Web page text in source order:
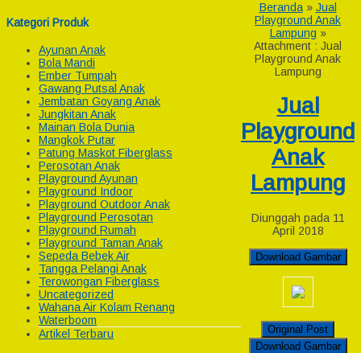
Kategori Produk
Ayunan Anak
Bola Mandi
Ember Tumpah
Gawang Putsal Anak
Jembatan Goyang Anak
Jungkitan Anak
Mainan Bola Dunia
Mangkok Putar
Patung Maskot Fiberglass
Perosotan Anak
Playground Ayunan
Playground Indoor
Playground Outdoor Anak
Playground Perosotan
Playground Rumah
Playground Taman Anak
Sepeda Bebek Air
Tangga Pelangi Anak
Terowongan Fiberglass
Uncategorized
Wahana Air Kolam Renang
Waterboom
Artikel Terbaru
Beranda» Jual
Playground Anak
Lampung »
Attachment : Jual
Playground Anak
Lampung
Jual
Playground
Anak
Lampung
Diunggah pada 11
April 2018
Download Gambar
Original Post
Download Gambar